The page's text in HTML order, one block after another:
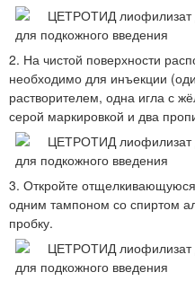
2. На чистой поверхности
необходимо для инъекции
растворителем, одна игла с
серой маркировкой и два
3. Откройте
одним тампоном со спиртом
пробку.